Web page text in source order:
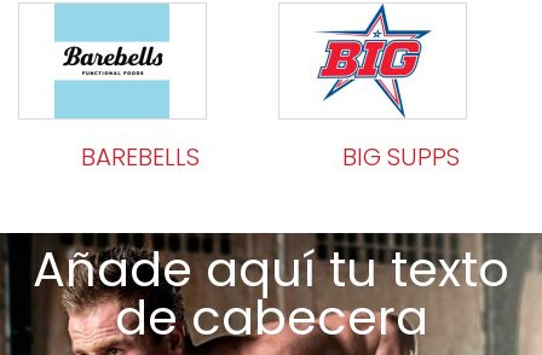
BAREBELLS BIG SUPPS
Añade aquí tu texto
de cabecera